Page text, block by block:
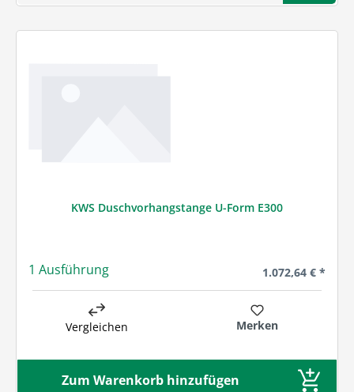
KWS Duschvorhangstange U-Form E300
1 Ausführung Regulärer Preis:
1.072,64 € *
Vergleichen Merken
Zum Warenkorb hinzufügen